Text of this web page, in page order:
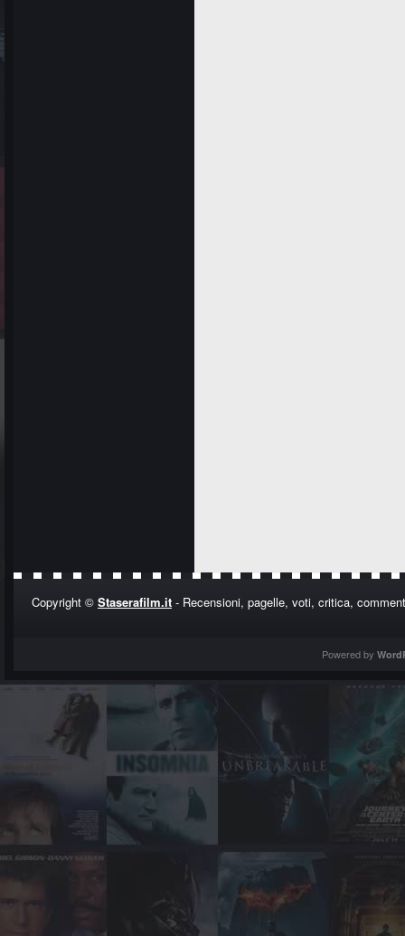
Copyright © Staserafilm.it - Recensioni, pagelle, voti, critica,
Powered by